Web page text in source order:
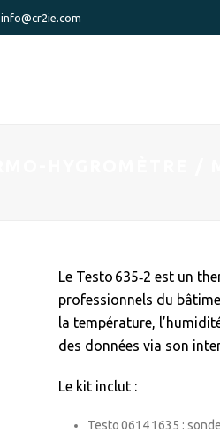
info@cr2ie.com
Le Testo 635‑2 est un
professionnels du
la température,
des données via son
Le kit inclut :
Testo 0614 1635 :